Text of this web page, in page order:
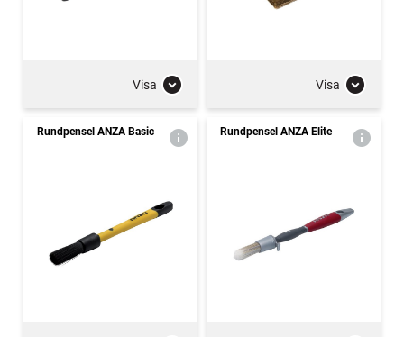
Visa Visa
Rundpensel ANZA Basic Rundpensel ANZA Elite